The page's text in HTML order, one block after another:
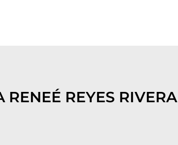
RENEÉ REYES RIVERA